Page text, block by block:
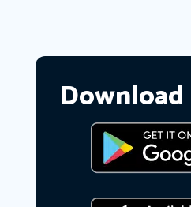
Download